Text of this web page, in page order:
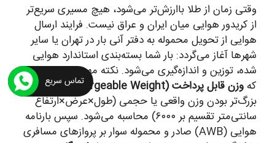
وقتی زمان از طلا باارزش‌تر می‌شود، هیچ مسیری سریع‌تر
از کریدور هوایی میان ایران و عراق نیست. فرایند ارسال
هوایی از تحویل محموله به دفتر آنی بار در تهران یا سایر
شهرها آغاز می‌گردد: بار شما بسته‌بندی استاندارد هوایی
شده، توزین و اندازه‌گیری می‌شود. نکته مهم این است
که وزن قابل پرداخت (Chargeable Weight)
بر اساس
بزرگ‌تر بودن وزن واقعی یا حجمی (طول×عرض×ارتفاع
سانتی‌متر تقسیم بر ۶۰۰۰) محاسبه می‌شود. سپس بارنامه
هوایی (AWB) صادر و محموله سوار بر پروازهای مسافری
تماس سریع